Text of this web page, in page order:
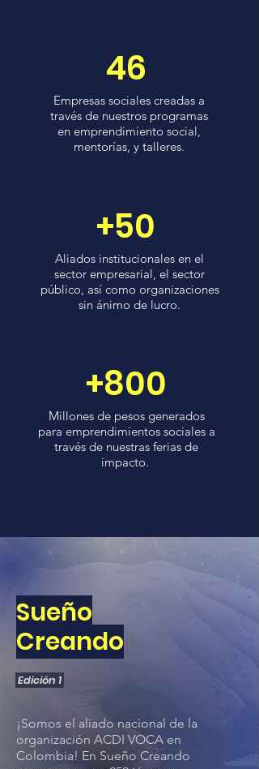
46
Empresas sociales creadas a
través de nuestros programas
en emprendimiento social,
mentorías, y talleres.
+50
Aliados institucionales en el
sector empresarial, el sector
público, así como organizaciones
sin ánimo de lucro.
+800
Millones de pesos generados
para emprendimientos sociales a
través de nuestras ferias de
impacto.
Sueño
Creando
Edición 1
¡Somos el aliado nacional de la
organización ACDI VOCA en
Colombia! En Sueño Creando